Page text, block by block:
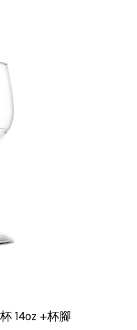
14oz +杯腳